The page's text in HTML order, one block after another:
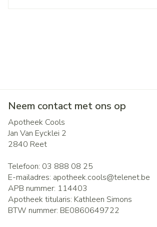
Neem contact met ons op
Apotheek Cools
Jan Van Eycklei 2
2840 Reet
Telefoon: 03 888 08 25
E-mailadres: apotheek.cools@telenet.be
APB nummer: 114403
Apotheek titularis: Kathleen Simons
BTW nummer: BE0860649722